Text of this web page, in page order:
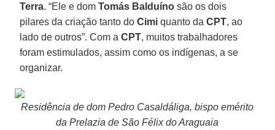
Terra. “Ele e domTomás Balduíno são os dois
pilares da criação tanto doCimi quanto daCPT, ao
lado de outros”. Com aCPT, muitos trabalhadores
foram estimulados, assim como os indígenas, a se
organizar.
Residência de dom Pedro Casaldáliga, bispo emérito
da Prelazia de São Félix do Araguaia